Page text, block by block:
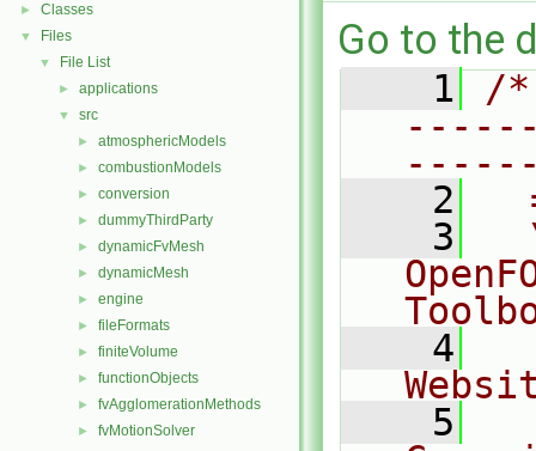
► Classes
▼ Files
▼ File List
► applications
▼ src
► atmosphericModels
► combustionModels
► conversion
► dummyThirdParty
► dynamicFvMesh
► dynamicMesh
► engine
► fileFormats
► finiteVolume
► functionObjects
► fvAgglomerationMethods
► fvMotionSolver
Go to the
    1
/
    2
    3
    4
    5